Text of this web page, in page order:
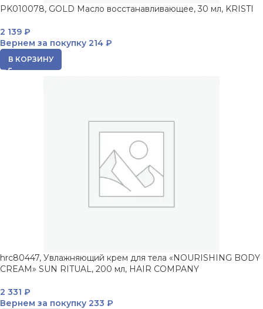
PK010078, GOLD Масло восстанавливающее, 30 мл, KRISTI
2 139 ₽
Вернем за покупку 214 ₽
В КОРЗИНУ
hrc80447, Увлажняющий крем для тела «NOURISHING BODY
CREAM» SUN RITUAL, 200 мл, HAIR COMPANY
2 331 ₽
Вернем за покупку 233 ₽